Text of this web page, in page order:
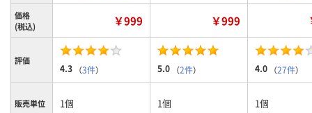
価格
(税込)
￥999 ￥999
評価
4.3 （3件） 5.0 （2件） 4.0 （27件）
販売単位 1個 1個 1個